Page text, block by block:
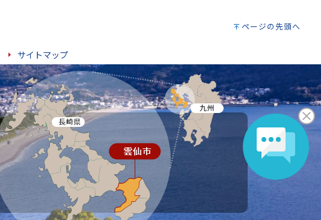
ページの先頭へ
サイトマップ